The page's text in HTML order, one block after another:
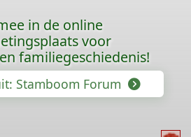
in de online
voor
familiegeschiedenis!
Stamboom Forum